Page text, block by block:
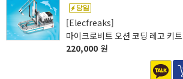
[Elecfreaks]
마이크로비트 오션 코딩 레고 키트
220,000 원